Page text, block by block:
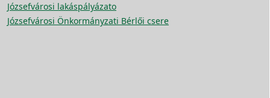
Józsefvárosi lakáspályázato
Józsefvárosi Önkormányzati Bérlői csere